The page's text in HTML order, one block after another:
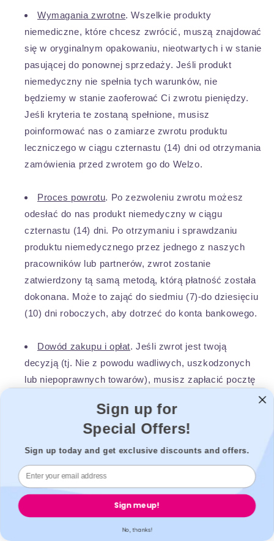
Wymagania zwrotne. Wszelkie produkty
niemediczne, które chcesz zwrócić, muszą znajdować
się w oryginalnym opakowaniu, nieotwartych i w stanie
pasującej do ponownej sprzedaży. Jeśli produkt
niemedyczny nie spełnia tych warunków, nie
będziemy w stanie zaoferować Ci zwrotu pieniędzy.
Jeśli kryteria te zostaną spełnione, musisz
poinformować nas o zamiarze zwrotu produktu
leczniczego w ciągu czternastu (14) dni od otrzymania
zamówienia przed zwrotem go do Welzo.
Proces powrotu. Po zezwoleniu zwrotu możesz
odesłać do nas produkt niemedyczny w ciągu
czternastu (14) dni. Po otrzymaniu i sprawdzaniu
produktu niemedycznego przez jednego z naszych
pracowników lub partnerów, zwrot zostanie
zatwierdzony tą samą metodą, którą płatność została
dokonana. Może to zająć do siedmiu (7)-do dziesięciu
(10) dni roboczych, aby dotrzeć do konta bankowego.
Dowód zakupu i opłat. Jeśli zwrot jest twoją
decyzją (tj. Nie z powodu wadliwych, uszkodzonych
lub niepoprawnych towarów), musisz zapłacić pocztę
opłaty za uzupełnienie zapasów za zwrócone produkty
niemediczne. Ponadto, aby przetworzyć wszelkie
zwroty, wymagany jest prawidłowy dowód zakupu.
spowoduje brak przetworzenia zwrotu.
Zachowanie praw ustawowych
anulowania i zwrot produktów niemedicznych w
Sign up for
Special Offers!
Sign up today and get exclusive discounts and offers.
Sign me up!
No, thanks!